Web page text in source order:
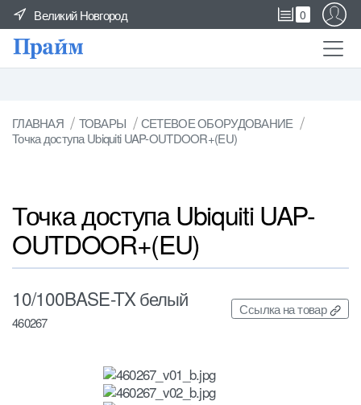
Великий Новгород 0
ГЛАВНАЯ ТОВАРЫ
СЕТЕВОЕ ОБОРУДОВАНИЕ
Точка доступа Ubiquiti UAP-OUTDOOR+(EU)
Точка доступа Ubiquiti UAP-
OUTDOOR+(EU)
10/100BASE-TX белый
460267
Ссылка на товар